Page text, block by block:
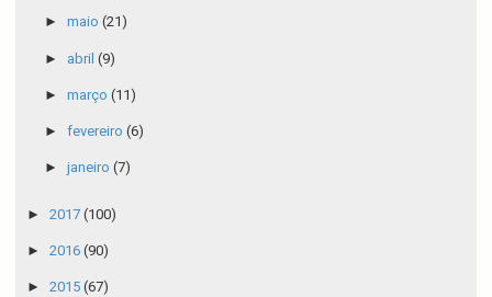
► maio (21)
► abril (9)
► março (11)
► fevereiro (6)
► janeiro (7)
► 2017 (100)
► 2016 (90)
► 2015 (67)